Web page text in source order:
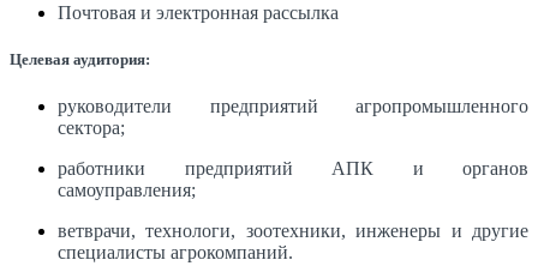
Почтовая и электронная рассылка
Целевая аудитория:
руководители предприятий агропромышленного
сектора;
работники предприятий АПК и органов
самоуправления;
ветврачи, технологи, зоотехники, инженеры и другие
специалисты агрокомпаний.